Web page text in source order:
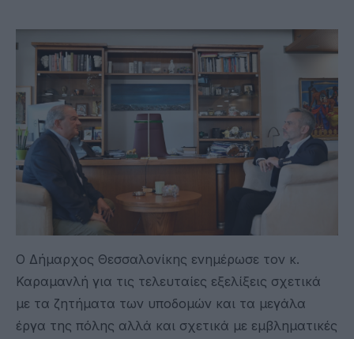
Ο Δήμαρχος Θεσσαλονίκης ενημέρωσε τον κ.
Καραμανλή για τις τελευταίες εξελίξεις σχετικά
με τα ζητήματα των υποδομών και τα μεγάλα
έργα της πόλης αλλά και σχετικά με εμβληματικές